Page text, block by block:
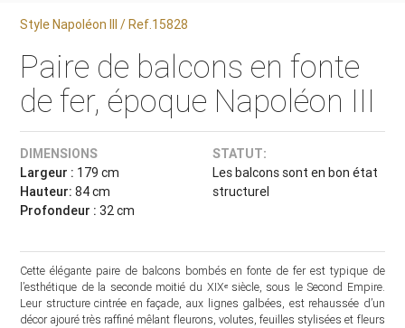
Style Napoléon III / Ref.15828
Paire de balcons en fonte
de fer, époque Napoléon III
DIMENSIONS
Largeur : 179 cm
Hauteur: 84 cm
Profondeur : 32 cm
STATUT:
Les balcons sont en bon état
structurel
Cette élégante paire de balcons bombés en fonte de fer est typique de
l’esthétique de la seconde moitié du XIXᵉ siècle, sous le Second Empire.
Leur structure cintrée en façade, aux lignes galbées, est rehaussée d’un
décor ajouré très raffiné mêlant fleurons, volutes, feuilles stylisées et fleurs